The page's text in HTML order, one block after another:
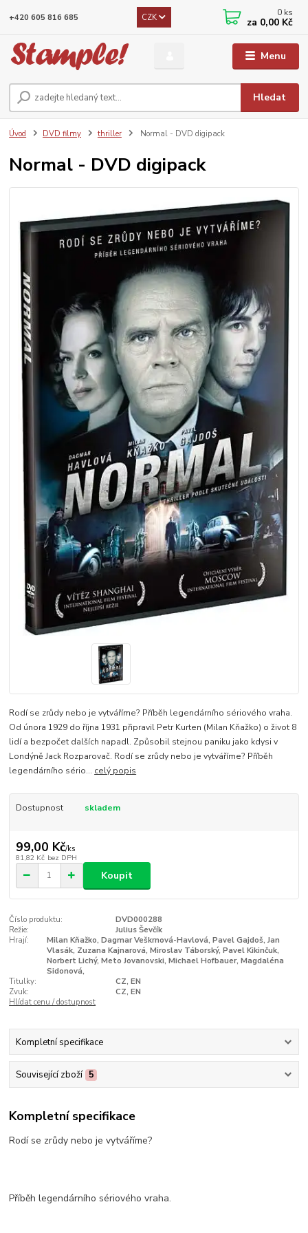
Menu
CZK
Hledat
+420 605 816 685 0 ks
za 0,00 Kč
Úvod DVD filmy thriller Normal - DVD digipack
Normal - DVD digipack
Rodí se zrůdy nebo je vytváříme? Příběh legendárního sériového vraha.
Od února 1929 do října 1931 připravil Petr Kurten (Milan Kňažko) o život 8
lidí a bezpočet dalších napadl. Způsobil stejnou paniku jako kdysi v
Londýně Jack Rozparovač. Rodí se zrůdy nebo je vytváříme? Příběh
legendárního sério... celý popis
Dostupnost skladem
99,00 Kč/ks
81,82 Kč bez DPH
Koupit
Číslo produktu:
DVD000288
Režie:
Julius Ševčík
Hrají:
Milan Kňažko, Dagmar Veškrnová-Havlová, Pavel Gajdoš, Jan
Vlasák, Zuzana Kajnarová, Miroslav Táborský, Pavel Kikinčuk,
Norbert Lichý, Meto Jovanovski, Michael Hofbauer, Magdaléna
Sidonová,
Titulky:
CZ, EN
Zvuk:
CZ, EN
Hlídat cenu / dostupnost
Kompletní specifikace
Související zboží 5
Kompletní specifikace
Rodí se zrůdy nebo je vytváříme?
Příběh legendárního sériového vraha.